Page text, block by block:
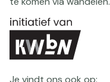
Je vindt ons ook op: